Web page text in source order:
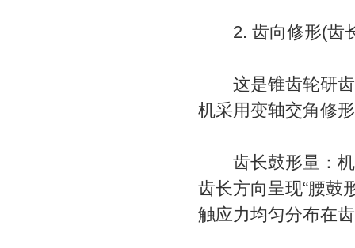
2. 齿向修形(齿长
这是锥齿轮研齿
机采用变轴交角修
齿长鼓形量：机
齿长方向呈现“腰鼓
触应力均匀分布在